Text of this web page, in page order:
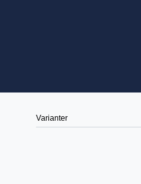
Varianter